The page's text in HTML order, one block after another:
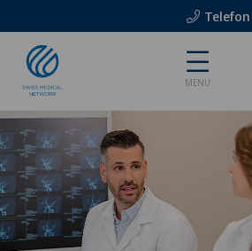
Telefon
MENU